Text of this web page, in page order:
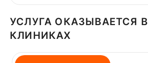
УСЛУГА ОКАЗЫВАЕТСЯ В
КЛИНИКАХ